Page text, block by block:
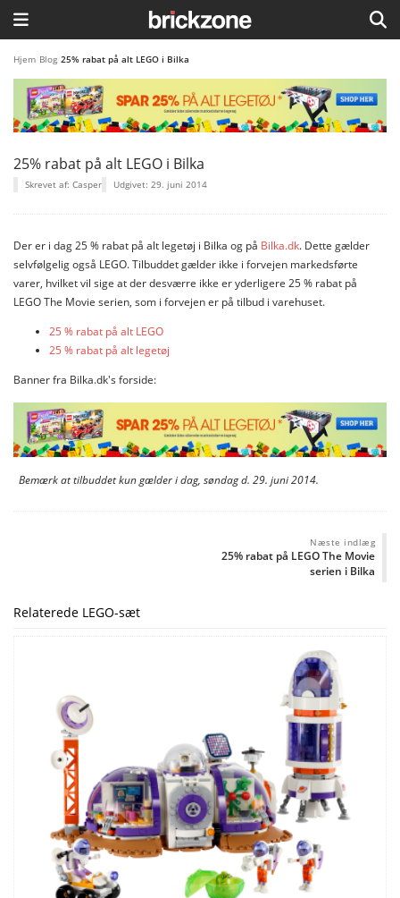
HJEM
TEMAER
BLOG
LEGO FAVORITTER
Hjem Blog 25% rabat på alt LEGO i Bilka
25% rabat på alt LEGO i Bilka
Skrevet af: Casper Udgivet: 29. juni 2014
Der er i dag 25 % rabat på alt legetøj i Bilka og på Bilka.dk. Dette gælder
selvfølgelig også LEGO. Tilbuddet gælder ikke i forvejen markedsførte
varer, hvilket vil sige at der desværre ikke er yderligere 25 % rabat på
LEGO The Movie serien, som i forvejen er på tilbud i varehuset.
25 % rabat på alt LEGO
25 % rabat på alt legetøj
Banner fra Bilka.dk's forside:
Bemærk at tilbuddet kun gælder i dag, søndag d. 29. juni 2014.
Næste indlæg
25% rabat på LEGO The Movie
serien i Bilka
Relaterede LEGO-sæt